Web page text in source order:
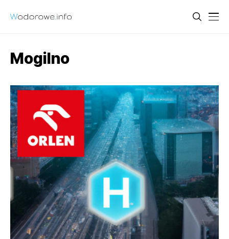
Mogilno